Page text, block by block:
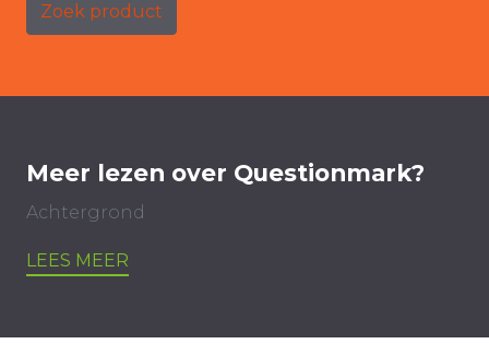
Zoek product
Meer lezen over Questionmark?
Achtergrond
LEES MEER